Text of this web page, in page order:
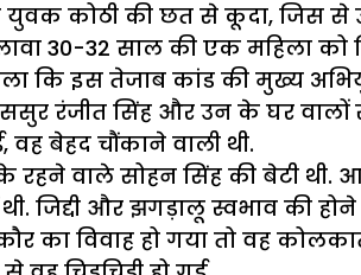
युवक कोठी की छत से कूदा, जिस
30-32 साल की एक महिला को
कि इस तेजाब कांड की मुख्य
रंजीत सिंह और उन के घर
बेहद चौंकाने वाली थी.
के रहने वाले सोहन सिंह की बेटी
जिद्दी और झगड़ालू स्वभाव की
का विवाह हो गया तो वह